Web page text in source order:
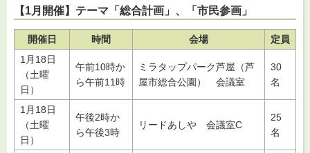
【1月開催】テーマ「総合計画」、「市民参画」
開催日 時間 会場
定員
1月18日
（土曜
日）
午前10時か
ら午前11時
ミラタップパーク芦屋（芦
屋市総合公園） 会議室
30
名
1月18日
（土曜
日）
午後2時か
ら午後3時
リードあしや 会議室C
25
名